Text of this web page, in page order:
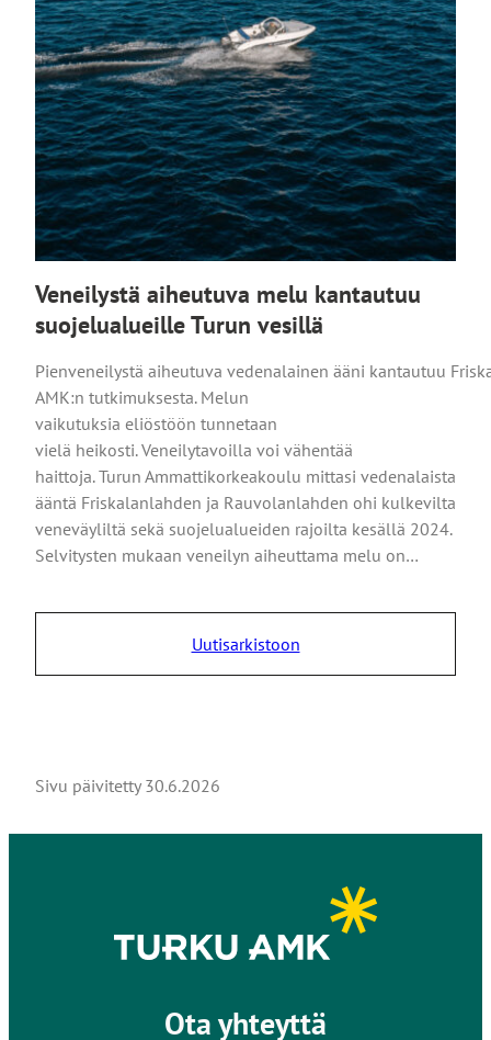
Uutisarkistoon
Veneilystä aiheutuva melu kantautuu
suojelualueille Turun vesillä
Pienveneilystä aiheutuva vedenalainen ääni kantautuu
AMK:n tutkimuksesta. Melun
vaikutuksia eliöstöön tunnetaan
vielä heikosti. Veneilytavoilla voi vähentää
haittoja. Turun Ammattikorkeakoulu mittasi vedenalaista
ääntä Friskalanlahden ja Rauvolanlahden ohi kulkevilta
veneväyliltä sekä suojelualueiden rajoilta kesällä 2024.
Selvitysten mukaan veneilyn aiheuttama melu on…
Sivu päivitetty 30.6.2026
Ota yhteyttä